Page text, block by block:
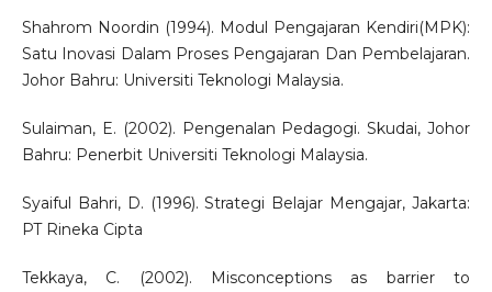
Shahrom Noordin (1994). Modul Pengajaran Kendiri(MPK):
Satu Inovasi Dalam Proses Pengajaran Dan Pembelajaran.
Johor Bahru: Universiti Teknologi Malaysia.
Sulaiman, E. (2002). Pengenalan Pedagogi. Skudai, Johor
Bahru: Penerbit Universiti Teknologi Malaysia.
Syaiful Bahri, D. (1996). Strategi Belajar Mengajar, Jakarta:
PT Rineka Cipta
Tekkaya, C. (2002). Misconceptions as barrier to